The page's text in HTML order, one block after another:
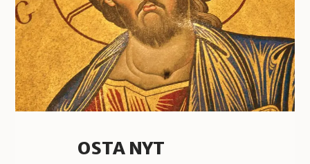
OSTA NYT